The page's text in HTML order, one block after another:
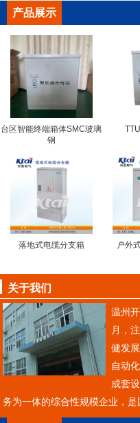
产品展示
台区智能终端箱体SMC玻璃
钢
落地式电缆分支箱 户外
关于我们
温州
月，
健发
自动
成套
务为一体的综合性规模企业，是